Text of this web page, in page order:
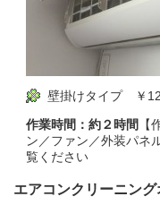
壁掛けタイプ ￥
作業時間：約２時間 【
ン／ファン／外装パ
覧ください
エアコンクリーニン